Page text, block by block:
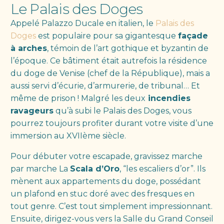
Le Palais des Doges
Appelé Palazzo Ducale en italien, le Palais des
Dogesest populaire pour sa gigantesque façade
à arches, témoin de l’art gothique et byzantin de
l’époque. Ce bâtiment était autrefois la résidence
du doge de Venise (chef de la République), mais a
aussi servi d’écurie, d’armurerie, de tribunal… Et
même de prison ! Malgré les deux incendies
ravageursqu’à subi le Palais des Doges, vous
pourrez toujours profiter durant votre visite d’une
immersion au XVIIème siècle.
Pour débuter votre escapade, gravissez marche
par marche La Scala d’Oro, “les escaliers d’or”. Ils
mènent aux appartements du doge, possédant
un plafond en stuc doré avec des fresques en
tout genre. C’est tout simplement impressionnant.
Ensuite, dirigez-vous vers la Salle du Grand Conseil